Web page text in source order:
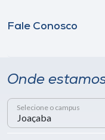
Fale Conosco
Onde
Selecione o campus